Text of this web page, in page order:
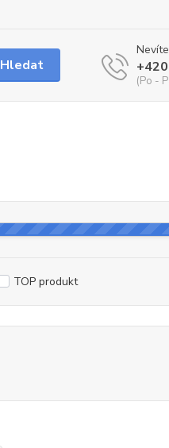
Hledat
(Po -
TOP produkt